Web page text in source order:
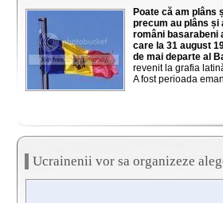
Poate că am plâns
precum au plâns și
români basarabeni
care la 31 august
de mai departe al
revenit la grafia
A fost perioada
Ucrainenii vor sa organizeze